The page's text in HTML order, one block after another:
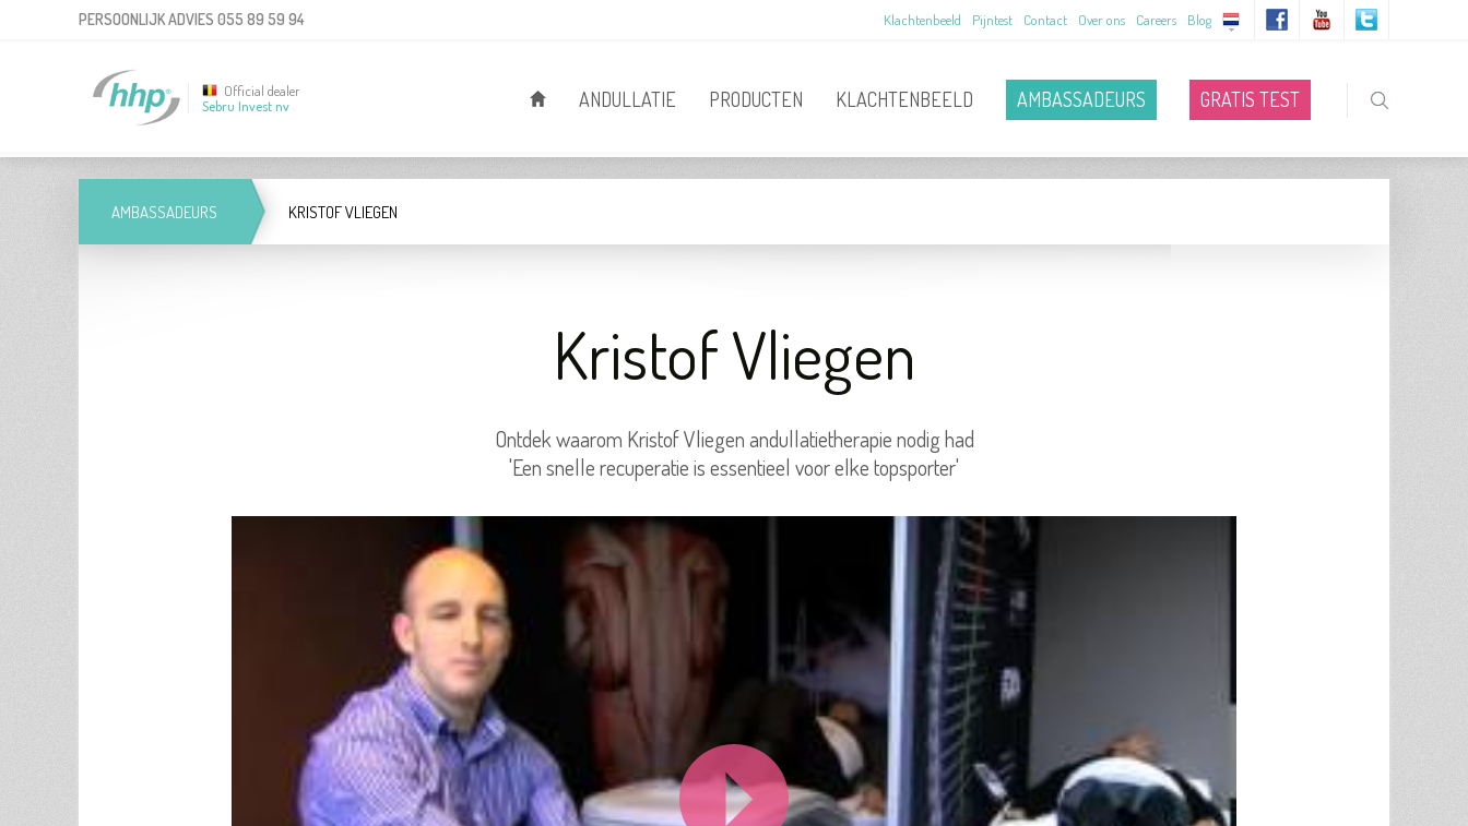
Klachtenbeeld Pijntest Contact Over ons Careers Blog
PERSOONLIJK ADVIES 055 89 59 94
Official dealer
Sebru Invest nv
ANDULLATIE PRODUCTEN KLACHTENBEELD AMBASSADEURS GRATIS TEST
AMBASSADEURS KRISTOF VLIEGEN
Kristof Vliegen
Ontdek waarom Kristof Vliegen andullatietherapie nodig had
'Een snelle recuperatie is essentieel voor elke topsporter'